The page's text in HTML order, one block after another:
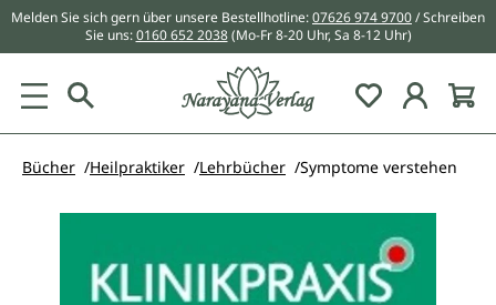
springen
Melden Sie sich gern über unsere Bestellhotline:07626 974 9700/ Schreiben
Sie uns:0160 652 2038 (Mo-Fr 8-20 Uhr, Sa 8-12 Uhr)
Du hast 0
Bücher Heilpraktiker Lehrbücher Symptome verstehen